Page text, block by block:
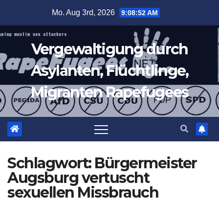
springen
Mo. Aug 3rd, 2026 9:08:53 AM
Vergewaltigung durch
Asylanten, Flüchtlinge,
Migranten Rapefugees
Schlagwort: Bürgermeister
Augsburg vertuscht
sexuellen Missbrauch